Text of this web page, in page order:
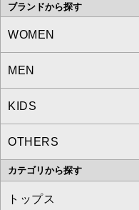
ブランドから探す
WOMEN
a.v.v
MICHEL KLEIN
MK MICHEL KLEIN
OFUON le MK
MEN
a.v.v
MICHEL KLEIN
MK MICHEL KLEIN
KIDS
a.v.v
OTHERS
MK MICHEL KLEIN
カテゴリから探す
トップス